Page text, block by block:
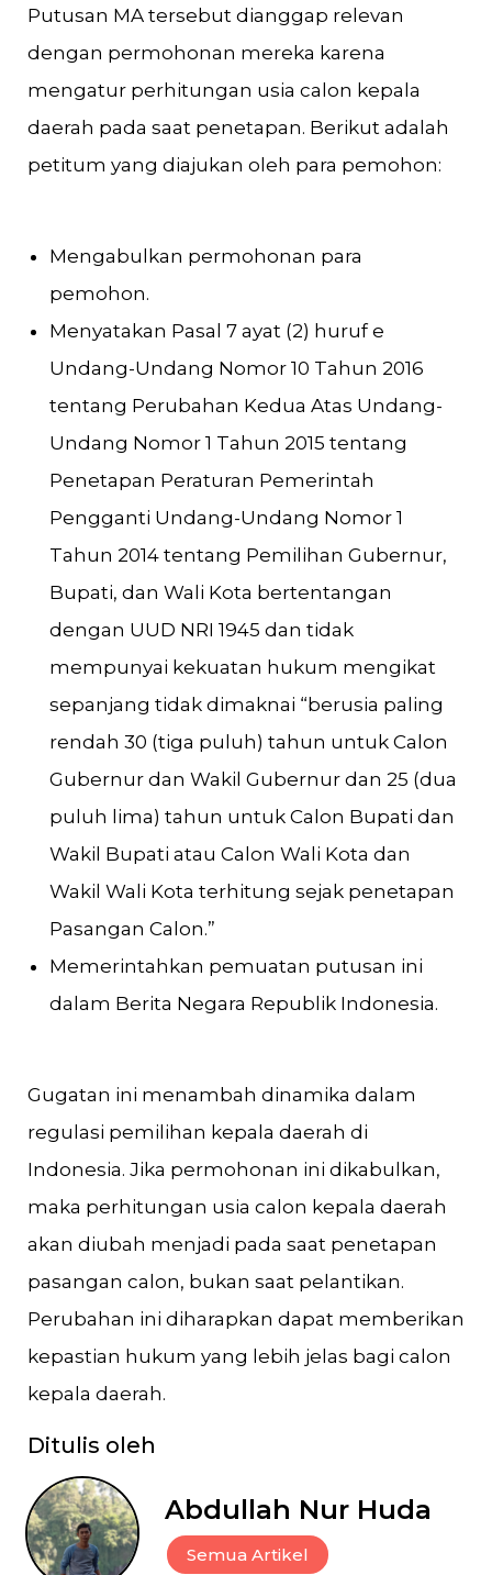
Putusan MA tersebut dianggap relevan
dengan permohonan mereka karena
mengatur perhitungan usia calon kepala
daerah pada saat penetapan. Berikut adalah
petitum yang diajukan oleh para pemohon:
Mengabulkan permohonan para
pemohon.
Menyatakan Pasal 7 ayat (2) huruf e
Undang-Undang Nomor 10 Tahun 2016
tentang Perubahan Kedua Atas Undang-
Undang Nomor 1 Tahun 2015 tentang
Penetapan Peraturan Pemerintah
Pengganti Undang-Undang Nomor 1
Tahun 2014 tentang Pemilihan Gubernur,
Bupati, dan Wali Kota bertentangan
dengan UUD NRI 1945 dan tidak
mempunyai kekuatan hukum mengikat
sepanjang tidak dimaknai “berusia paling
rendah 30 (tiga puluh) tahun untuk Calon
Gubernur dan Wakil Gubernur dan 25 (dua
puluh lima) tahun untuk Calon Bupati dan
Wakil Bupati atau Calon Wali Kota dan
Wakil Wali Kota terhitung sejak penetapan
Pasangan Calon.”
Memerintahkan pemuatan putusan ini
dalam Berita Negara Republik Indonesia.
Gugatan ini menambah dinamika dalam
regulasi pemilihan kepala daerah di
Indonesia. Jika permohonan ini dikabulkan,
maka perhitungan usia calon kepala daerah
akan diubah menjadi pada saat penetapan
pasangan calon, bukan saat pelantikan.
Perubahan ini diharapkan dapat memberikan
kepastian hukum yang lebih jelas bagi calon
kepala daerah.
Ditulis oleh
Abdullah Nur Huda
Semua Artikel